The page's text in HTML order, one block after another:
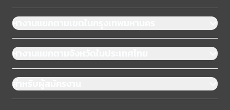
หางานแยกตามเขตในกรุงเทพมหานคร
หางานแยกตามจังหวัดในประเทศไทย
สำหรับผู้สมัครงาน